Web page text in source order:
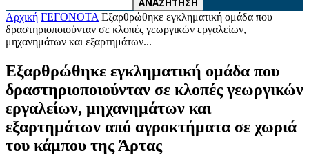
Αρχική ΓΕΓΟΝΟΤΑ Εξαρθρώθηκε εγκληματική ομάδα που
δραστηριοποιούνταν σε κλοπές γεωργικών εργαλείων,
μηχανημάτων και εξαρτημάτων...
Εξαρθρώθηκε εγκληματική ομάδα που
δραστηριοποιούνταν σε κλοπές γεωργικών
εργαλείων, μηχανημάτων και
εξαρτημάτων από αγροκτήματα σε χωριά
του κάμπου της Άρτας